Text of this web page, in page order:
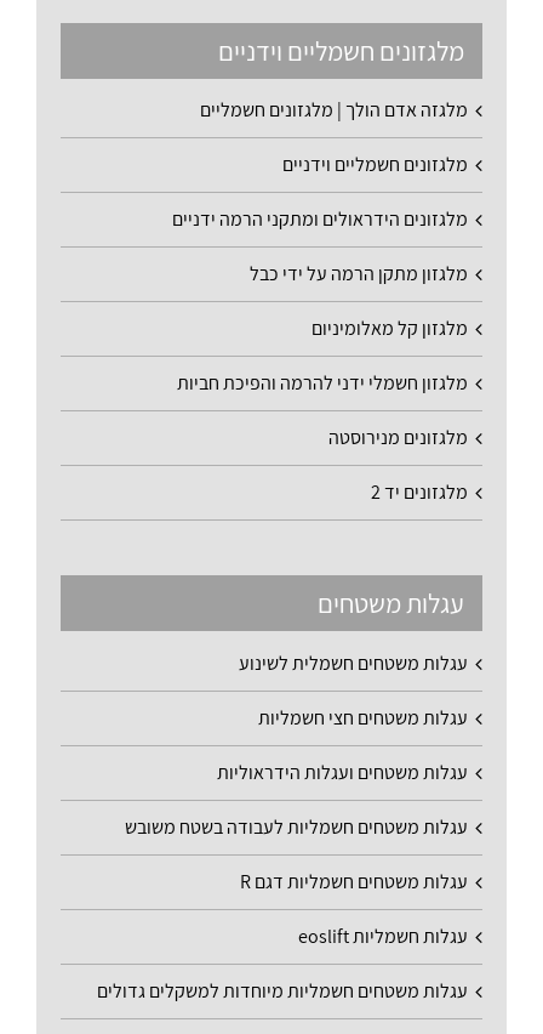
מלגזונים חשמליים וידניים
מלגזה אדם הולך | מלגזונים חשמליים
מלגזונים חשמליים וידניים
מלגזונים הידראולים ומתקני הרמה ידניים
מלגזון מתקן הרמה על ידי כבל
מלגזון קל מאלומיניום
מלגזון חשמלי ידני להרמה והפיכת חביות
מלגזונים מנירוסטה
מלגזונים יד 2
עגלות משטחים
עגלות משטחים חשמלית לשינוע
עגלות משטחים חצי חשמליות
עגלות משטחים ועגלות הידראוליות
עגלות משטחים חשמליות לעבודה בשטח משובש
עגלות משטחים חשמליות דגם R
עגלות חשמליות eoslift
עגלות משטחים חשמליות מיוחדות למשקלים גדולים